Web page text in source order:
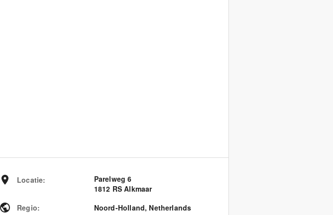
Locatie:
Parelweg 6
1812 RS Alkmaar
Regio: Noord-Holland, Netherlands